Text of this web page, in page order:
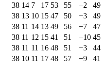
38 14 7 17 53 55 −2
49
38 13 10 15 47 50 −3
49
38 11 14 13 49 56 −7
47
38 11 12 15 41 51 −10 45
38 11 11 16 48 51 −3
44
38 10 11 17 48 57 −9
41